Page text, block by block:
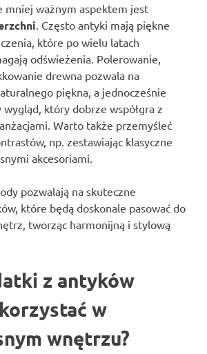
mniej ważnym aspektem jest
. Często antyki mają piękne
które po wielu latach
odświeżenia. Polerowanie,
drewna pozwala na
piękna, a jednocześnie
który dobrze współgra z
Warto także przemyśleć
np. zestawiając klasyczne
akcesoriami.
pozwalają na skuteczne
które będą doskonale pasować do
tworząc harmonijną i stylową
z antyków
w
wnętrzu?